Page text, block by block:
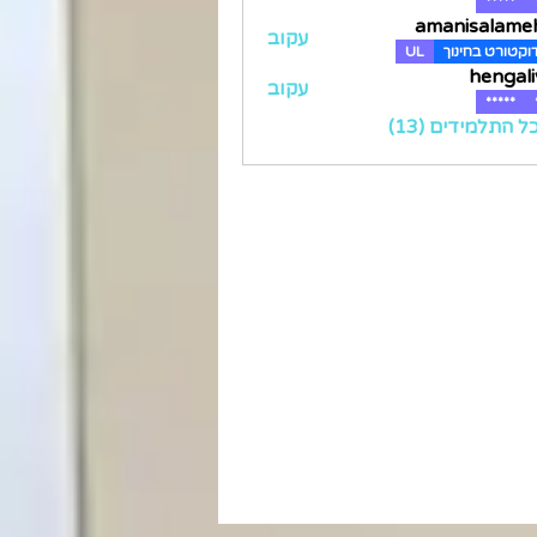
בחינוך UL
עקוב
*****
עקוב
התלמידים (13)